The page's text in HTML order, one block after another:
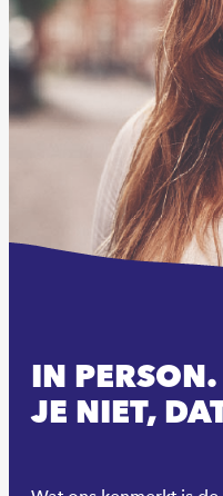
IN
JE NIET,